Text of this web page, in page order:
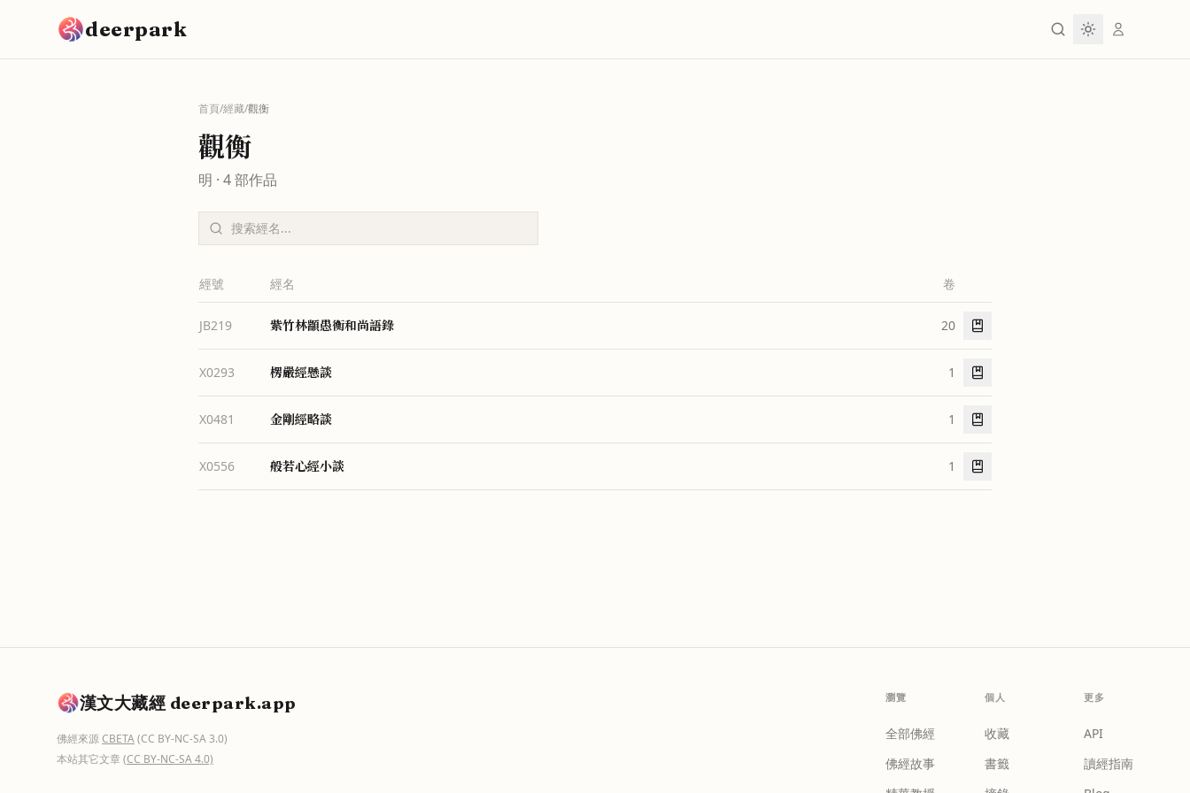
deerpark
首頁/經藏/觀衡
觀衡
明 · 4部作品
經號 經名 卷
JB219 紫竹林顓愚衡和尚語錄 20
X0293 楞嚴經懸談 1
X0481 金剛經略談 1
X0556 般若心經小談 1
漢文大藏經 deerpark.app
佛經來源CBETA(CC BY-NC-SA 3.0)
本站其它文章(CC BY-NC-SA 4.0)
瀏覽
全部佛經
佛經故事
個人
收藏
書籤
更多
API
讀經指南